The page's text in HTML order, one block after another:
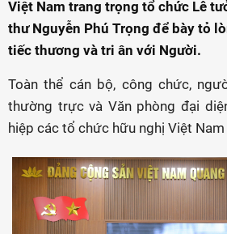
Việt Nam trang trọng tổ chức Lễ
thư Nguyễn Phú Trọng để bày tỏ
tiếc thương và tri ân với Người.
Toàn thể cán bộ, công chức,
thường trực và Văn phòng đại
hiệp các tổ chức hữu nghị Việt